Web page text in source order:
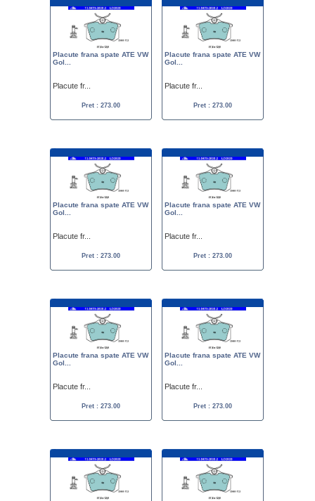
Placute frana spate ATE VW
Gol...
Placute fr...
Pret : 273.00
Placute frana spate ATE VW
Gol...
Placute fr...
Pret : 273.00
Placute frana spate ATE VW
Gol...
Placute fr...
Pret : 273.00
Placute frana spate ATE VW
Gol...
Placute fr...
Pret : 273.00
Placute frana spate ATE VW
Gol...
Placute fr...
Pret : 273.00
Placute frana spate ATE VW
Gol...
Placute fr...
Pret : 273.00